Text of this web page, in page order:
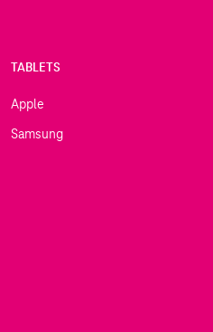
TABLETS
Apple
Samsung